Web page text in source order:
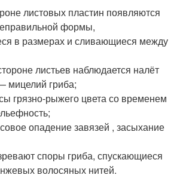
листовых пластин появляются
формы,
в размерах и сливающиеся между
листьев наблюдается налёт
мицелий гриба;
грязно-рыжего цвета со временем
опадение завязей , засыхание
споры гриба, спускающиеся
волосяных нитей.